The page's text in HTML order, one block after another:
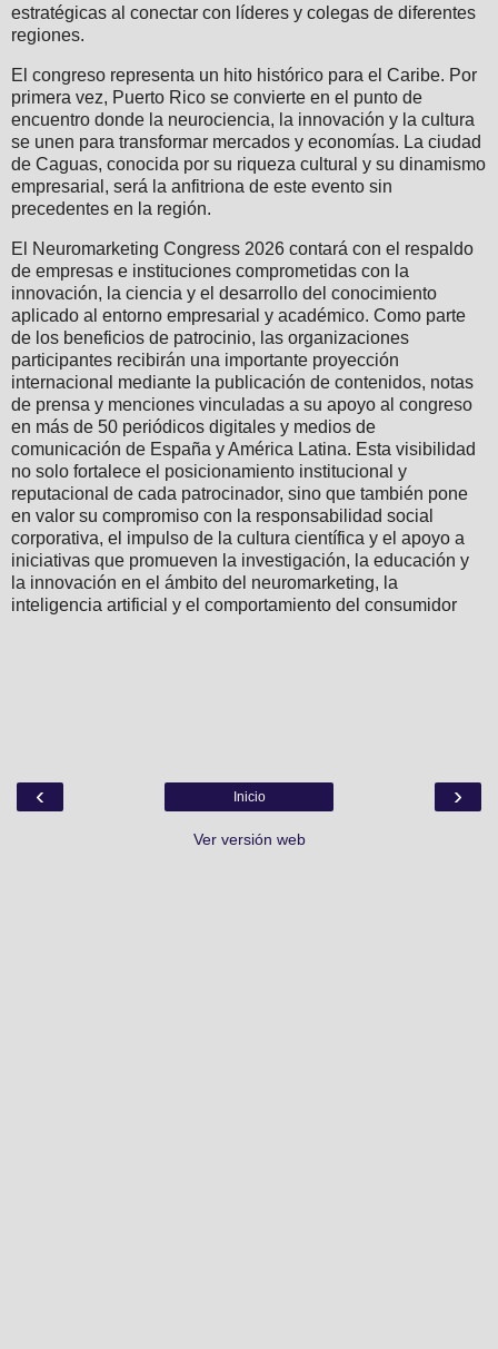
estratégicas al conectar con líderes y colegas de diferentes
regiones.
El congreso representa un hito histórico para el Caribe. Por
primera vez, Puerto Rico se convierte en el punto de
encuentro donde la neurociencia, la innovación y la cultura
se unen para transformar mercados y economías. La ciudad
de Caguas, conocida por su riqueza cultural y su dinamismo
empresarial, será la anfitriona de este evento sin
precedentes en la región.
El Neuromarketing Congress 2026 contará con el respaldo
de empresas e instituciones comprometidas con la
innovación, la ciencia y el desarrollo del conocimiento
aplicado al entorno empresarial y académico. Como parte
de los beneficios de patrocinio, las organizaciones
participantes recibirán una importante proyección
internacional mediante la publicación de contenidos, notas
de prensa y menciones vinculadas a su apoyo al congreso
en más de 50 periódicos digitales y medios de
comunicación de España y América Latina. Esta visibilidad
no solo fortalece el posicionamiento institucional y
reputacional de cada patrocinador, sino que también pone
en valor su compromiso con la responsabilidad social
corporativa, el impulso de la cultura científica y el apoyo a
iniciativas que promueven la investigación, la educación y
la innovación en el ámbito del neuromarketing, la
inteligencia artificial y el comportamiento del consumidor
‹ ›
Inicio
Ver versión web